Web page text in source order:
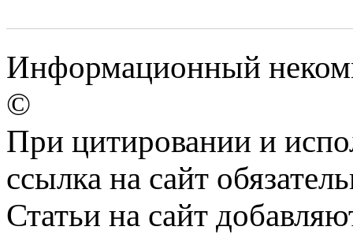
Информационный
©
При цитировании и
ссылка на сайт
Статьи на сайт